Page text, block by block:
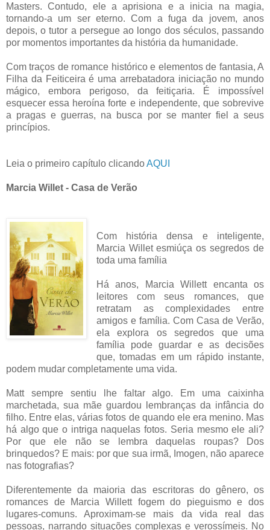
Masters. Contudo, ele a aprisiona e a inicia na magia,
tornando-a um ser eterno. Com a fuga da jovem, anos
depois, o tutor a persegue ao longo dos séculos, passando
por momentos importantes da história da humanidade.
Com traços de romance histórico e elementos de fantasia, A
Filha da Feiticeira é uma arrebatadora iniciação no mundo
mágico, embora perigoso, da feitiçaria. É impossível
esquecer essa heroína forte e independente, que sobrevive
a pragas e guerras, na busca por se manter fiel a seus
princípios.
Leia o primeiro capítulo clicandoAQUI
Marcia Willet - Casa de Verão
Com história densa e inteligente,
Marcia Willet esmiúça os segredos de
toda uma família
Há anos, Marcia Willett encanta os
leitores com seus romances, que
retratam as complexidades entre
amigos e família. Com Casa de Verão,
ela explora os segredos que uma
família pode guardar e as decisões
que, tomadas em um rápido instante,
podem mudar completamente uma vida.
Matt sempre sentiu lhe faltar algo. Em uma caixinha
marchetada, sua mãe guardou lembranças da infância do
filho. Entre elas, várias fotos de quando ele era menino. Mas
há algo que o intriga naquelas fotos. Seria mesmo ele ali?
Por que ele não se lembra daquelas roupas? Dos
brinquedos? E mais: por que sua irmã, Imogen, não aparece
nas fotografias?
Diferentemente da maioria das escritoras do gênero, os
romances de Marcia Willett fogem do pieguismo e dos
lugares-comuns. Aproximam-se mais da vida real das
pessoas, narrando situações complexas e verossímeis. No